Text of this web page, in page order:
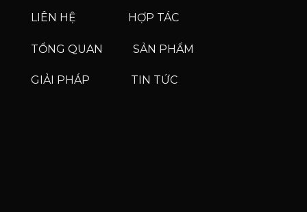
LIÊN HỆ HỢP TÁC
TỔNG QUAN SẢN PHẨM
GIẢI PHÁP TIN TỨC